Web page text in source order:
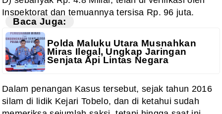
Inspektorat dan temuannya tersisa Rp. 96 juta.
Baca Juga:
Polda Maluku Utara Musnahkan
Miras Ilegal, Ungkap Jaringan
Senjata Api Lintas Negara
Dalam penangan Kasus tersebut, sejak tahun 2016
silam di lidik Kejari Tobelo, dan di ketahui sudah